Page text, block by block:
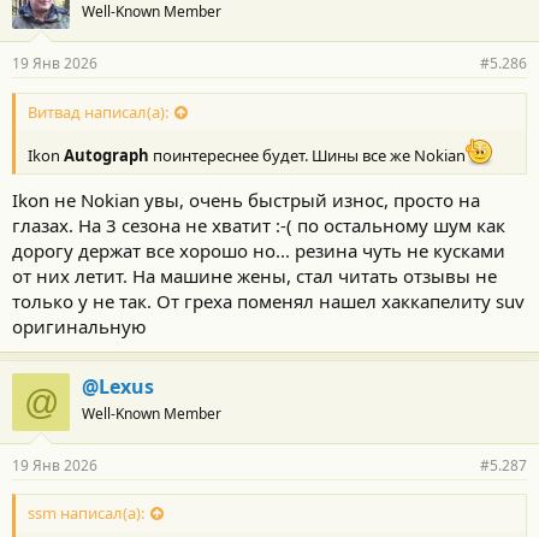
Well-Known Member
19 Янв 2026 #5.286
Витвад написал(а):
Ikon Autograph поинтереснее будет. Шины все же Nokian
Ikon не Nokian увы, очень быстрый износ, просто на
глазах. На 3 сезона не хватит :-( по остальному шум как
дорогу держат все хорошо но... резина чуть не кусками
от них летит. На машине жены, стал читать отзывы не
только у не так. От греха поменял нашел хаккапелиту suv
оригинальную
@ @Lexus
Well-Known Member
19 Янв 2026 #5.287
ssm написал(а):